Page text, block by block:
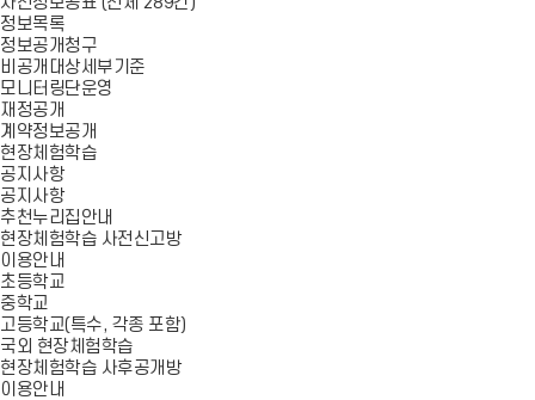
정보목록
정보공개청구
비공개대상세부기준
모니터링단운영
재정공개
계약정보공개
현장체험학습
공지사항
공지사항
추천누리집안내
현장체험학습 사전신고방
이용안내
초등학교
중학교
고등학교(특수, 각종 포함)
국외 현장체험학습
현장체험학습 사후공개방
이용안내